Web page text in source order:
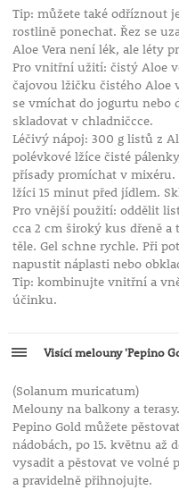
Tip: můžete také odříznout
rostlině ponechat. Řez se
Aloe Vera není lék, ale léty
Pro vnitřní užití: čistý Aloe
čajovou lžičku čistého Aloe
se vmíchat do jogurtu nebo
skladovat v chladničcce.
Léčivý nápoj: 300 g listů z
polévkové lžíce čisté
přísady promíchat v
lžíci 15 minut před jídlem.
Pro vnější použití: oddělit
cca 2 cm široký kus dřeně
těle. Gel schne rychle. Při
napustit náplasti nebo
Tip: kombinujte vnitřní a
účinku.
Visící melouny 'Pepino
(Solanum muricatum)
Melouny na balkony a terasy.
Pepino Gold můžete
nádobách, po 15. květnu až
vysadit a pěstovat ve volné
a pravidelně přihnojujte.